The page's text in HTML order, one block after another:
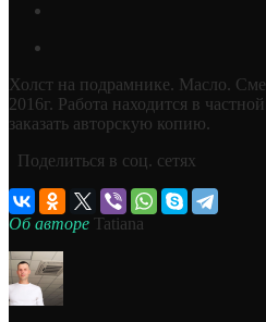
Холст на подрамнике. Масло.
2016г. Работа находится в
заказать авторскую копию.
Поделиться в соц. сетях
Об авторе Tatiana